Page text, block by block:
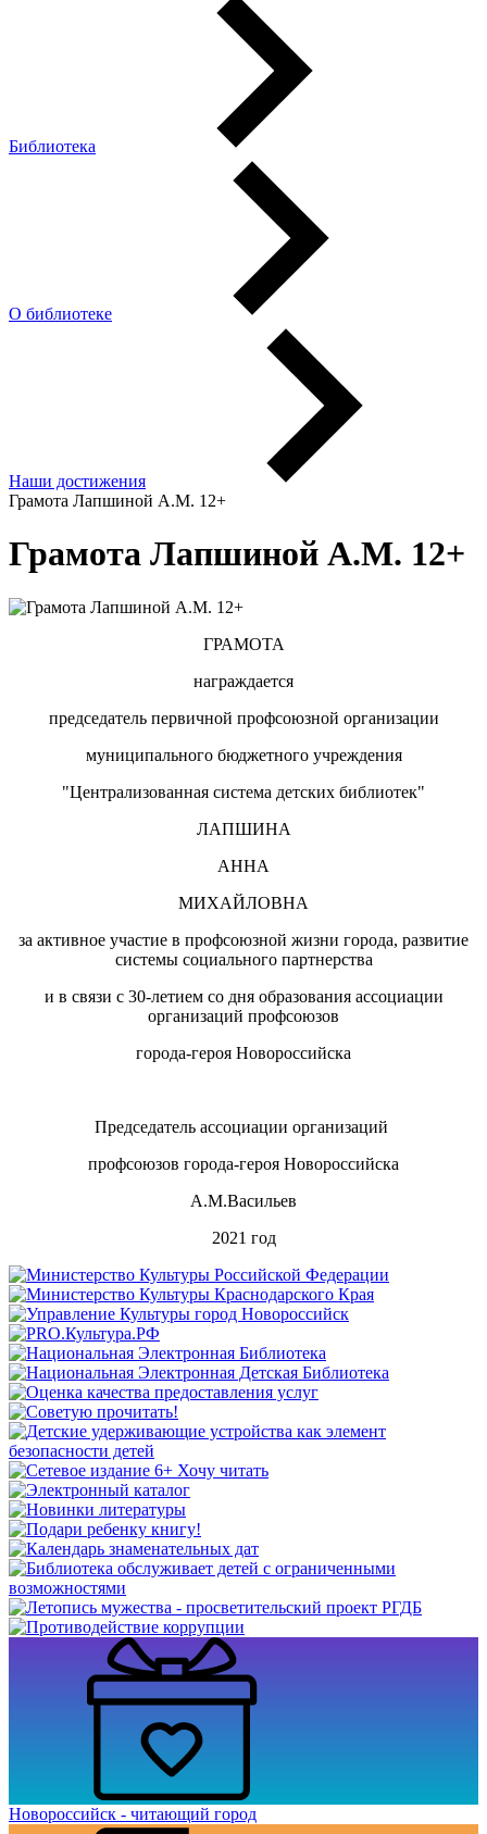
Библиотека
О библиотеке
Наши достижения
Грамота Лапшиной А.М. 12+
Грамота Лапшиной А.М. 12+
ГРАМОТА
награждается
председатель первичной профсоюзной организации
муниципального бюджетного учреждения
"Централизованная система детских библиотек"
ЛАПШИНА
АННА
МИХАЙЛОВНА
за активное участие в профсоюзной жизни города, развитие
системы социального партнерства
и в связи с 30-летием со дня образования ассоциации
организаций профсоюзов
города-героя Новороссийска
Председатель ассоциации организаций
профсоюзов города-героя Новороссийска
А.М.Васильев
2021 год
Новороссийск - читающий город